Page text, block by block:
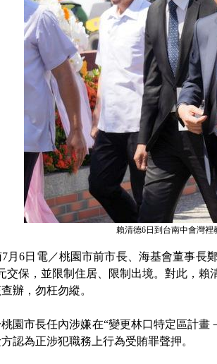
賴清德6日到台南中會灣
6日電／桃園市前市長、海基會董事長
交保，並限制住居、限制出境。對此，
辦，勿枉勿縱。
市長任內涉嫌在“變更林口特定區計畫
認為正涉犯職務上行為受賄罪聲押。